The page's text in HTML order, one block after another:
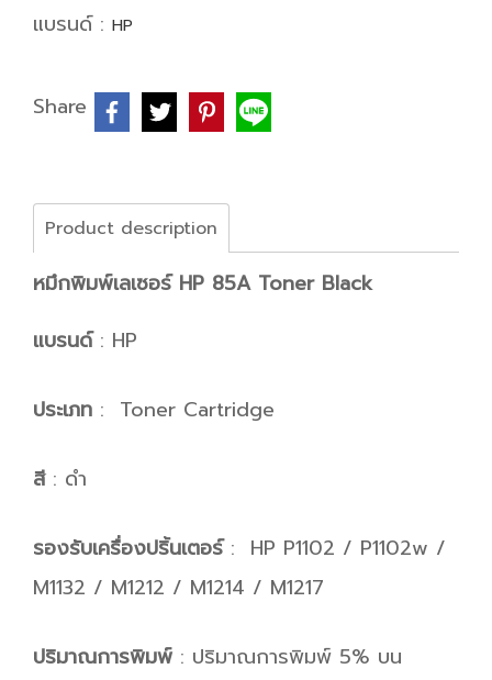
แบรนด์ : HP
Share
Product description
หมึกพิมพ์เลเซอร์ HP 85A Toner Black
แบรนด์: HP
ประเภท : Toner Cartridge
สี: ดำ
รองรับเครื่องปริ้นเตอร์: HP P1102 / P1102w /
M1132 / M1212 / M1214 / M1217
ปริมาณการพิมพ์ : ปริมาณการพิมพ์ 5% บน